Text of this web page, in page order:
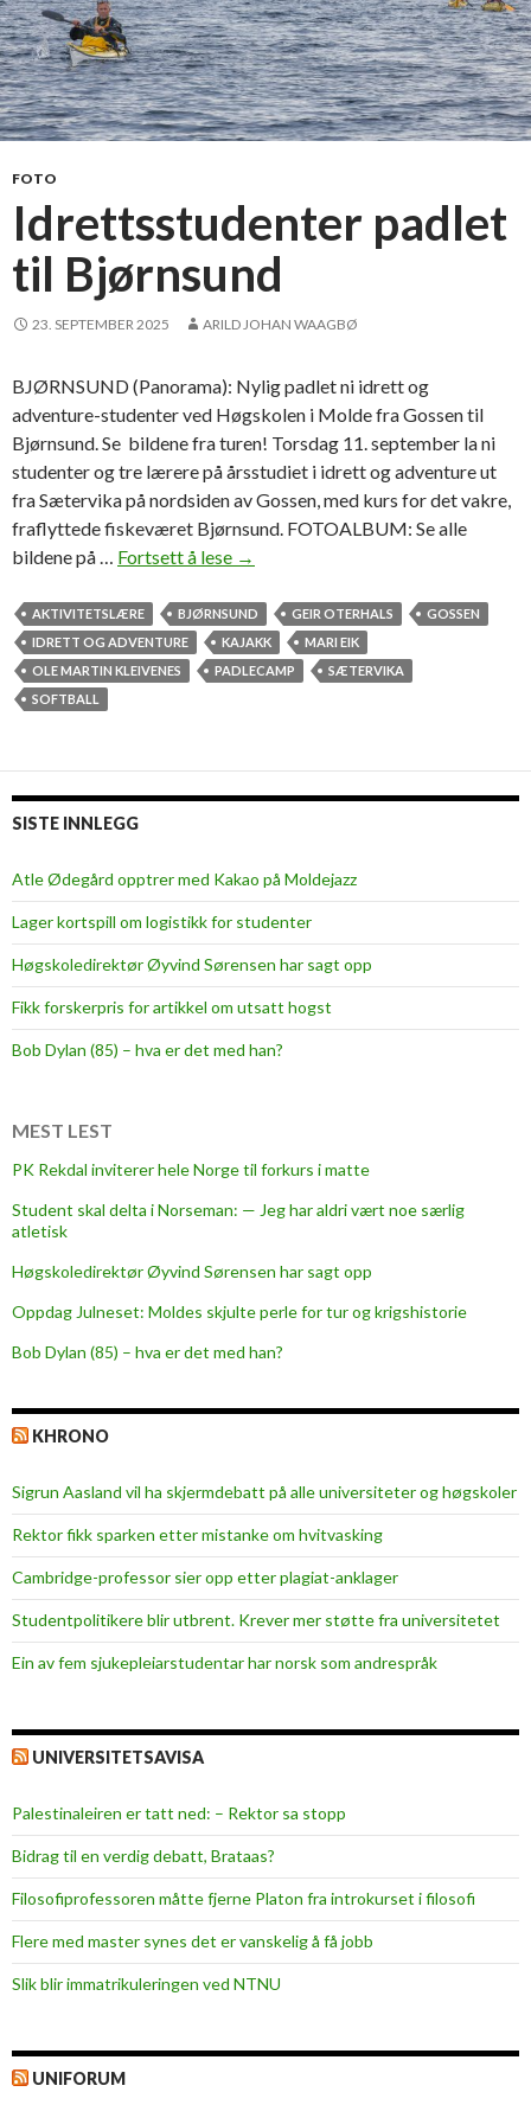
FOTO
Idrettsstudenter padlet
til Bjørnsund
23. SEPTEMBER 2025 ARILD JOHAN WAAGBØ
BJØRNSUND (Panorama): Nylig padlet ni idrett og
adventure-studenter ved Høgskolen i Molde fra Gossen til
Bjørnsund. Se bildene fra turen! Torsdag 11. september la ni
studenter og tre lærere på årsstudiet i idrett og adventure ut
fra Sætervika på nordsiden av Gossen, med kurs for det vakre,
fraflyttede fiskeværet Bjørnsund. FOTOALBUM: Se alle
bildene på … Fortsett å lese I
r
e
t
n
t
r
p
a
t
i
B
ø
r
s
d
→
AKTIVITETSLÆRE BJØRNSUND GEIR OTERHALS
GOSSEN
IDRETT OG ADVENTURE
KAJAKK
MARI EIK
OLE MARTIN KLEIVENES
PADLECAMP
SÆTERVIKA
SOFTBALL
SISTE INNLEGG
Atle Ødegård opptrer med Kakao på Moldejazz
Lager kortspill om logistikk for studenter
Høgskoledirektør Øyvind Sørensen har sagt opp
Fikk forskerpris for artikkel om utsatt hogst
Bob Dylan (85) – hva er det med han?
MEST LEST
PK Rekdal inviterer hele Norge til forkurs i matte
Student skal delta i Norseman: — Jeg har aldri vært noe særlig
atletisk
Høgskoledirektør Øyvind Sørensen har sagt opp
Oppdag Julneset: Moldes skjulte perle for tur og krigshistorie
Bob Dylan (85) – hva er det med han?
KHRONO
Sigrun Aasland vil ha skjerm­debatt på alle universiteter og høgskoler
Rektor fikk sparken etter mistanke om hvitvasking
Cambridge-professor sier opp etter plagiat-anklager
Studentpolitikere blir utbrent. Krever mer støtte fra universitetet
Ein av fem sjukepleiar­studentar har norsk som andrespråk
UNIVERSITETSAVISA
Palestinaleiren er tatt ned: – Rektor sa stopp
Bidrag til en verdig debatt, Brataas?
Filosofiprofessoren måtte fjerne Platon fra introkurset i filosofi
Flere med master synes det er vanskelig å få jobb
Slik blir immatrikuleringen ved NTNU
UNIFORUM